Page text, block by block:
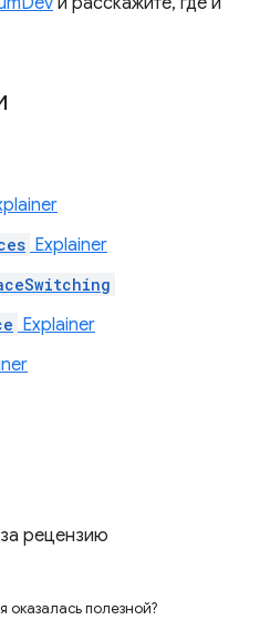
Explainer
Explainer
за рецензию
полезной?